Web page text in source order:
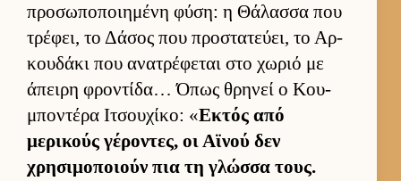
προσωποποι­ημένη φύση: η Θάλασσα που
τρέφει, το Δάσος που προστατεύ­ει, το Αρ­
κου­δάκι που ανατρέφεται στο χωριό με
άπειρη φροντίδα… Όπως θρηνεί ο Κου­
μποντέρα Ιτσου­χίκο: «Εκτός από
μερικούς γέροντες, οι Αϊνού δεν
χρησιμοποιούν πια τη γλώσσα τους.